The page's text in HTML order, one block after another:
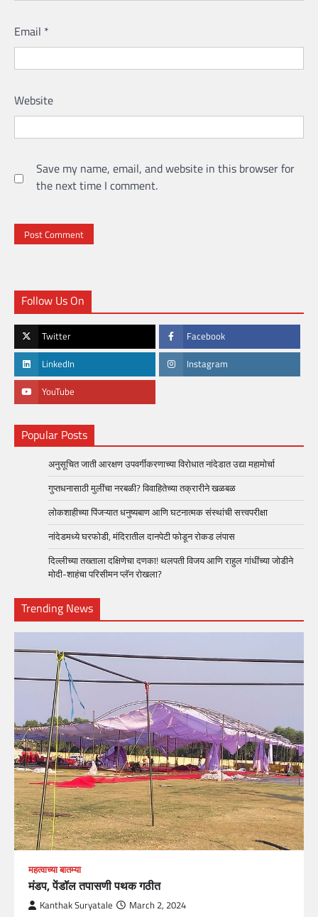
Email *
Website
Save my name, email, and website in this browser for
the next time I comment.
Follow Us On
Twitter Facebook
LinkedIn Instagram
YouTube
Popular Posts
अनुसूचित जाती आरक्षण उपवर्गीकरणाच्या विरोधात नांदेडात उद्या महामोर्चा
गुप्तधनासाठी मुलींचा नरबळी? विवाहितेच्या तक्रारीने खळबळ
लोकशाहीच्या पिंजऱ्यात धनुष्यबाण आणि घटनात्मक संस्थांची सत्त्वपरीक्षा
नांदेडमध्ये घरफोडी, मंदिरातील दानपेटी फोडून रोकड लंपास
दिल्लीच्या तख्ताला दक्षिणेचा दणका! थलपती विजय आणि राहुल गांधींच्या जोडीने
मोदी-शाहंचा परिसीमन प्लॅन रोखला?
Trending News
महत्वाच्या बातम्या
मंडप, पेंडॉल तपासणी पथक गठीत
Kanthak Suryatale March 2, 2024